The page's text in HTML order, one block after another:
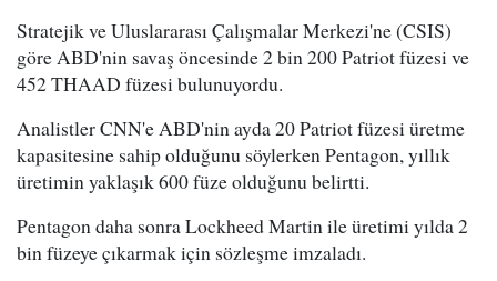
Stratejik ve Uluslararası Çalışmalar Merkezi'ne (CSIS)
göre ABD'nin savaş öncesinde 2 bin 200 Patriot füzesi ve
452 THAAD füzesi bulunuyordu.
Analistler CNN'e ABD'nin ayda 20 Patriot füzesi üretme
kapasitesine sahip olduğunu söylerken Pentagon, yıllık
üretimin yaklaşık 600 füze olduğunu belirtti.
Pentagon daha sonra Lockheed Martin ile üretimi yılda 2
bin füzeye çıkarmak için sözleşme imzaladı.